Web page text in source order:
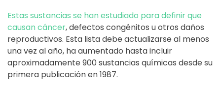
Estas sustancias se han estudiado para definir que
causan cáncer, defectos congénitos u otros daños
reproductivos. Esta lista debe actualizarse al menos
una vez al año, ha aumentado hasta incluir
aproximadamente 900 sustancias químicas desde su
primera publicación en 1987.